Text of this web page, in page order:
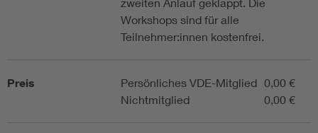
zweiten Anlauf geklappt. Die
Workshops sind für alle
Teilnehmer:innen kostenfrei.
Preis Persönliches VDE-Mitglied 0,00 €
Nichtmitglied
0,00 €